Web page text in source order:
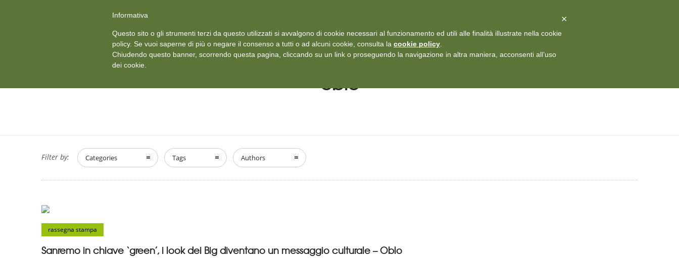
info@aceper.it
HOME CHI SIAMO SERVIZI ISCRIZIONI E TARIFFARIO DICONO DI NOI CASE HISTORY MEDIA CONTATTI
oblo
Filter by: Categories Tags Authors
rassegna stampa
Sanremo in chiave ‘green’, i look dei Big diventano un messaggio culturale – Oblo
×
Informativa
Questo sito o gli strumenti terzi da questo utilizzati si avvalgono di cookie necessari al funzionamento ed utili alle finalità illustrate nella cookie
policy. Se vuoi saperne di più o negare il consenso a tutti o ad alcuni cookie, consulta la cookie policy
Chiudendo questo banner, scorrendo questa pagina, cliccando su un link o proseguendo la navigazione in altra maniera, acconsenti all’uso
dei cookie.